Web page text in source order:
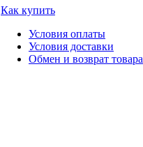
Как купить
Условия оплаты
Условия доставки
Обмен и возврат товара